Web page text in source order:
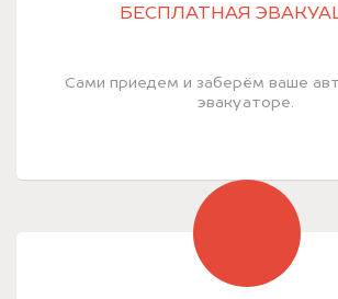
БЕСПЛАТНАЯ
Сами приедем и заберём ваше
эвакуаторе.